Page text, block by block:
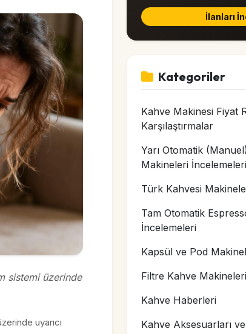
sistemi üzerinde
uyarıcı
İlanları
Kategoriler
Kahve Makinesi Fiyat
Karşılaştırmalar
Yarı Otomatik
Makineleri İncelemeleri
Türk Kahvesi
Tam Otomatik
İncelemeleri
Kapsül ve Pod
Filtre Kahve
Kahve Haberleri
Kahve Aksesuarları